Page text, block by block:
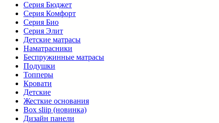
Серия Бюджет
Серия Комфорт
Серия Био
Серия Элит
Детские матрасы
Наматрасники
Беспружинные матрасы
Подушки
Топперы
Кровати
Детские
Жесткие основания
Box sliip (новинка)
Дизайн панели